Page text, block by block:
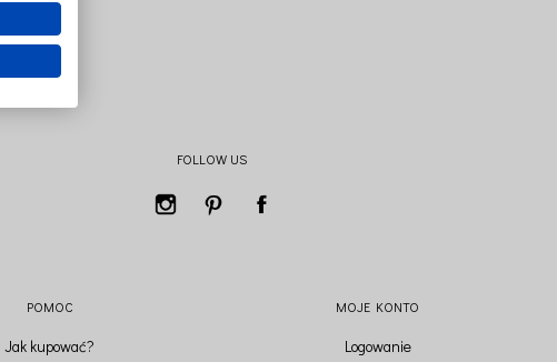
FOLLOW US
POMOC
Jak kupować?
MOJE KONTO
Logowanie